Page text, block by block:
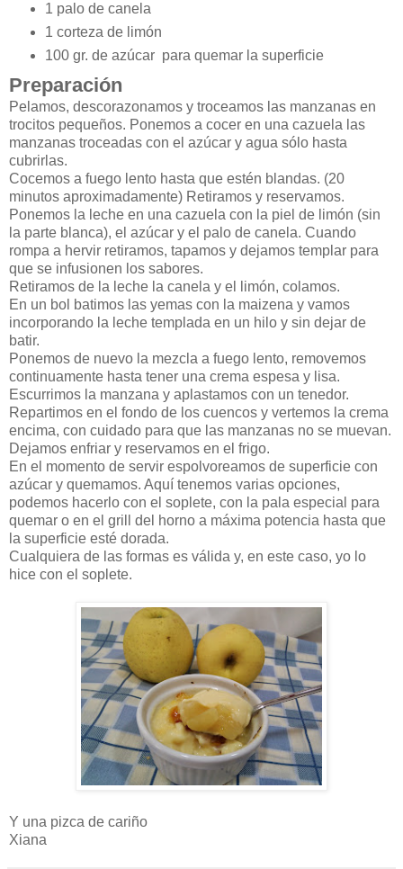
1 palo de canela
1 corteza de limón
100 gr. de azúcar para quemar la superficie
Preparación
Pelamos, descorazonamos y troceamos las manzanas en
trocitos pequeños. Ponemos a cocer en una cazuela las
manzanas troceadas con el azúcar y agua sólo hasta
cubrirlas.
Cocemos a fuego lento hasta que estén blandas. (20
minutos aproximadamente) Retiramos y reservamos.
Ponemos la leche en una cazuela con la piel de limón (sin
la parte blanca), el azúcar y el palo de canela. Cuando
rompa a hervir retiramos, tapamos y dejamos templar para
que se infusionen los sabores.
Retiramos de la leche la canela y el limón, colamos.
En un bol batimos las yemas con la maizena y vamos
incorporando la leche templada en un hilo y sin dejar de
batir.
Ponemos de nuevo la mezcla a fuego lento, removemos
continuamente hasta tener una crema espesa y lisa.
Escurrimos la manzana y aplastamos con un tenedor.
Repartimos en el fondo de los cuencos y vertemos la crema
encima, con cuidado para que las manzanas no se muevan.
Dejamos enfriar y reservamos en el frigo.
En el momento de servir espolvoreamos de superficie con
azúcar y quemamos. Aquí tenemos varias opciones,
podemos hacerlo con el soplete, con la pala especial para
quemar o en el grill del horno a máxima potencia hasta que
la superficie esté dorada.
Cualquiera de las formas es válida y, en este caso, yo lo
hice con el soplete.
Y una pizca de cariño
Xiana